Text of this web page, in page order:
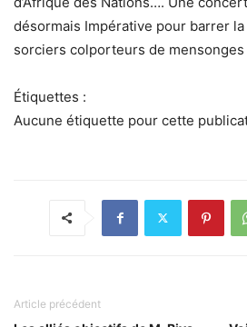
désormais Impérative pour barrer
sorciers colporteurs de
Étiquettes :
Aucune étiquette pour cette
Article précédent